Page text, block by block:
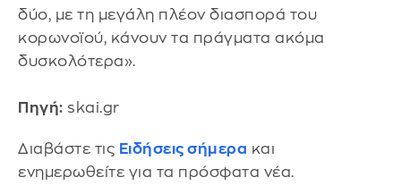
δύο, με τη μεγάλη πλέον διασπορά του
κορωνοϊού, κάνουν τα πράγματα ακόμα
δυσκολότερα».
Πηγή: skai.gr
Διαβάστε τις Ειδήσεις σήμερα και
ενημερωθείτε για τα πρόσφατα νέα.